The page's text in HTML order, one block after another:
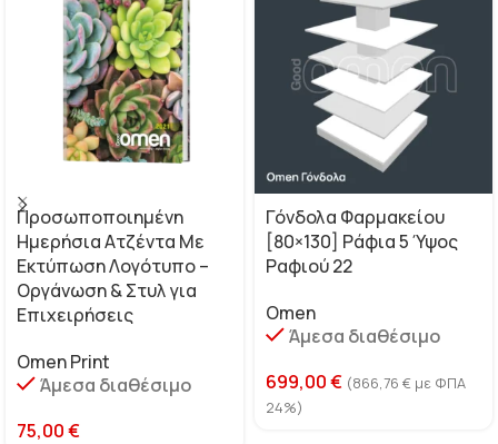
Προσωποποιημένη
Ημερήσια Ατζέντα Με
Εκτύπωση Λογότυπο –
Οργάνωση & Στυλ για
Επιχειρήσεις
Omen Print
Άμεσα διαθέσιμο
75,00€
Γόνδολα Φαρμακείου
[80×130] Ράφια 5 Ύψος
Ραφιού 22
Omen
Άμεσα διαθέσιμο
699,00€ (866,76 € με ΦΠΑ
24%)